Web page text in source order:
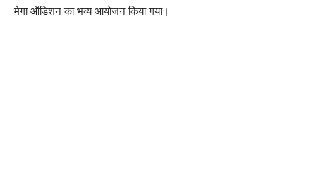
मेगा ऑडिशन का भव्य आयोजन किया गया।